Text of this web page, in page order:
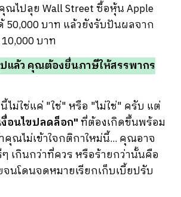
ไปลุย Wall Street ซื้อหุ้น Apple
50,000 บาท แล้วยังรับปันผลจาก
บาท
แล้ว คุณต้องยื่นภาษีให้สรรพากร
ไม่ใช่แค่ "ใช่" หรือ "ไม่ใช่" ครับ แต่
งื่อนไขปลดล็อก"ที่ต้องเกิดขึ้นพร้อม
คุณไม่เข้าใจกติกาใหม่นี้... คุณอาจ
เกินกว่าที่ควร หรือร้ายกว่านั้นคือ
จนโดนจดหมายเรียกเก็บเบี้ยปรับ